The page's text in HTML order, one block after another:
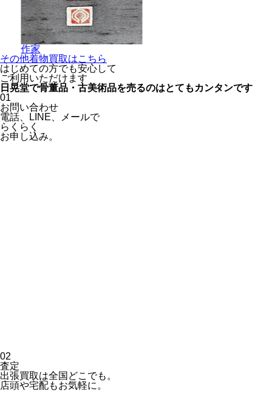
作家
その他着物買取はこちら
はじめての方でも安心して
ご利用いただけます
日晃堂で骨董品・古美術品を売るのはとても カンタンです
01
お問い合わせ
電話、
LINE、
メールで
らくらく
お申し込み。
02
査定
出張買取は全国どこでも。
店頭や宅配もお気軽に。